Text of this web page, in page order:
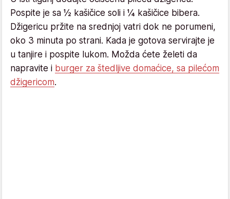
Pospite je sa ½ kašičice soli i ¼ kašičice bibera.
Džigericu pržite na srednjoj vatri dok ne porumeni,
oko 3 minuta po strani. Kada je gotova servirajte je
u tanjire i pospite lukom. Možda ćete želeti da
napravite i burger za štedljive domaćice, sa pilećom
džigericom.